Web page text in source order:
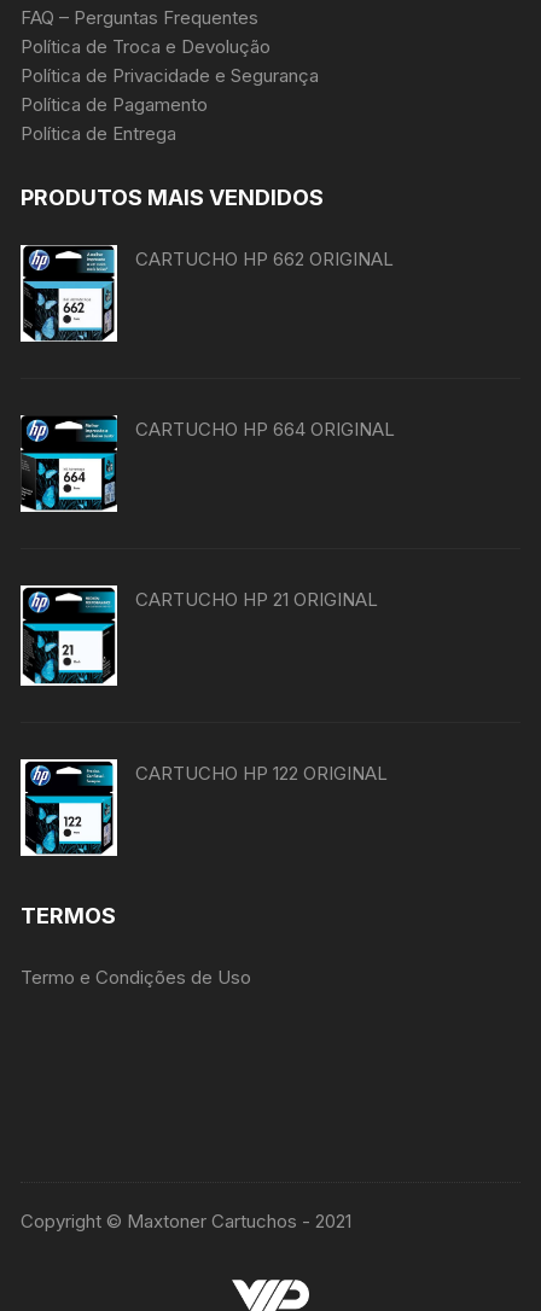
FAQ – Perguntas Frequentes
Política de Troca e Devolução
Política de Privacidade e Segurança
Política de Pagamento
Política de Entrega
PRODUTOS MAIS VENDIDOS
CARTUCHO HP 662 ORIGINAL
CARTUCHO HP 664 ORIGINAL
CARTUCHO HP 21 ORIGINAL
CARTUCHO HP 122 ORIGINAL
TERMOS
Termo e Condições de Uso